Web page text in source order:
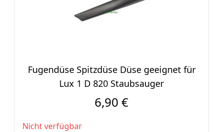
Fugendüse Spitzdüse Düse geeignet für
Lux 1 D 820 Staubsauger
6,90 €
Nicht verfügbar